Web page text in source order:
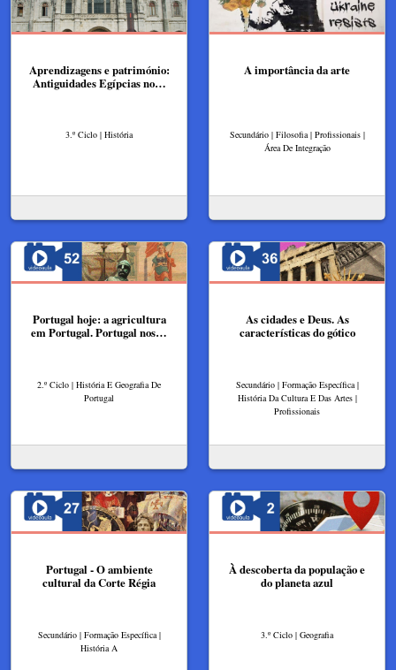
Aprendizagens e património:
Antiguidades Egípcias no…
3.º Ciclo | História
A importância da arte
Secundário | Filosofia | Profissionais |
Área De Integração
Portugal hoje: a agricultura
em Portugal. Portugal nos…
2.º Ciclo | História E Geografia De
Portugal
As cidades e Deus. As
características do gótico
Secundário | Formação Específica |
História Da Cultura E Das Artes |
Profissionais
Portugal - O ambiente
cultural da Corte Régia
Secundário | Formação Específica |
História A
À descoberta da população e
do planeta azul
3.º Ciclo | Geografia